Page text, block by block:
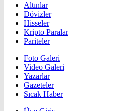
Altınlar
Dövizler
Hisseler
Kripto Paralar
Pariteler
Foto Galeri
Video Galeri
Yazarlar
Gazeteler
Sıcak Haber